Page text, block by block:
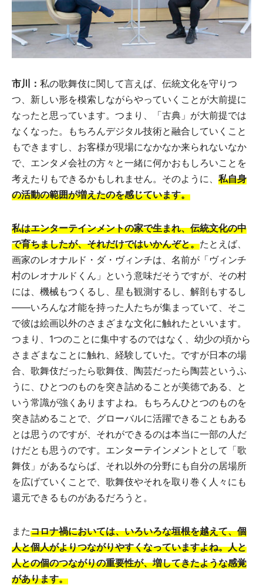
市川： 私の歌舞伎に関して言えば、伝統文化を守りつ
つ、新しい形を模索しながらやっていくことが大前提に
なったと思っています。つまり、「古典」が大前提では
なくなった。もちろんデジタル技術と融合していくこと
もできますし、お客様が現場になかなか来られないなか
で、エンタメ会社の方々と一緒に何かおもしろいことを
考えたりもできるかもしれません。そのように、 私自身
の活動の範囲が増えたのを感じています。
私はエンターテインメントの家で生まれ、伝統文化の中
で育ちましたが、それだけではいかんぞと。たとえば、
画家のレオナルド・ダ・ヴィンチは、名前が「ヴィンチ
村のレオナルドくん」という意味だそうですが、その村
には、機械もつくるし、星も観測するし、解剖もするし
――いろんな才能を持った人たちが集まっていて、そこ
で彼は絵画以外のさまざまな文化に触れたといいます。
つまり、1つのことに集中するのではなく、幼少の頃から
さまざまなことに触れ、経験していた。ですが日本の場
合、歌舞伎だったら歌舞伎、陶芸だったら陶芸というふ
うに、ひとつのものを突き詰めることが美徳である、と
いう常識が強くありますよね。もちろんひとつのものを
突き詰めることで、グローバルに活躍できることもある
とは思うのですが、それができるのは本当に一部の人だ
けだとも思うのです。エンターテインメントとして「歌
舞伎」があるならば、それ以外の分野にも自分の居場所
を広げていくことで、歌舞伎やそれを取り巻く人々にも
還元できるものがあるだろうと。
またコロナ禍においては、いろいろな垣根を越えて、個
人と個人がよりつながりやすくなっていますよね。人と
人との個のつながりの重要性が、増してきたような感覚
があります。